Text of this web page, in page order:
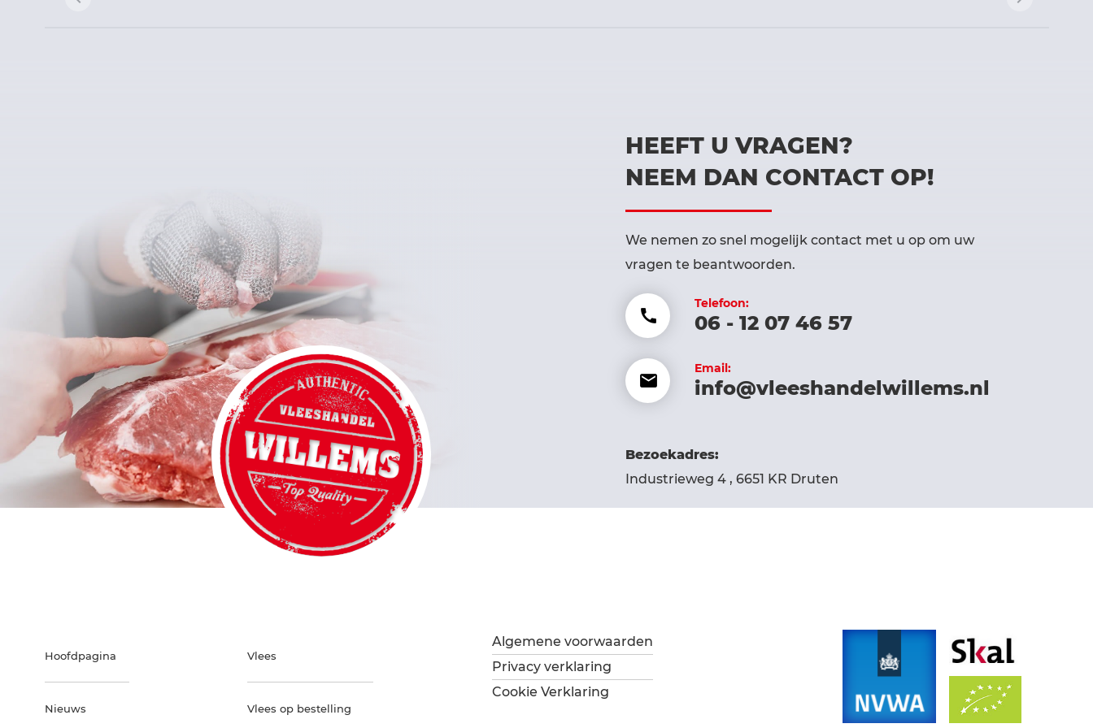
HEEFT U VRAGEN?
NEEM DAN CONTACT OP!
We nemen zo snel mogelijk contact met u op om uw
vragen te beantwoorden.
Telefoon:
06 - 12 07 46 57
Email:
info@vleeshandelwillems.nl
Bezoekadres:
Industrieweg 4 , 6651 KR Druten
Hoofdpagina
Nieuws
Vlees
Vlees op bestelling
Algemene voorwaarden
Privacy verklaring
Cookie Verklaring